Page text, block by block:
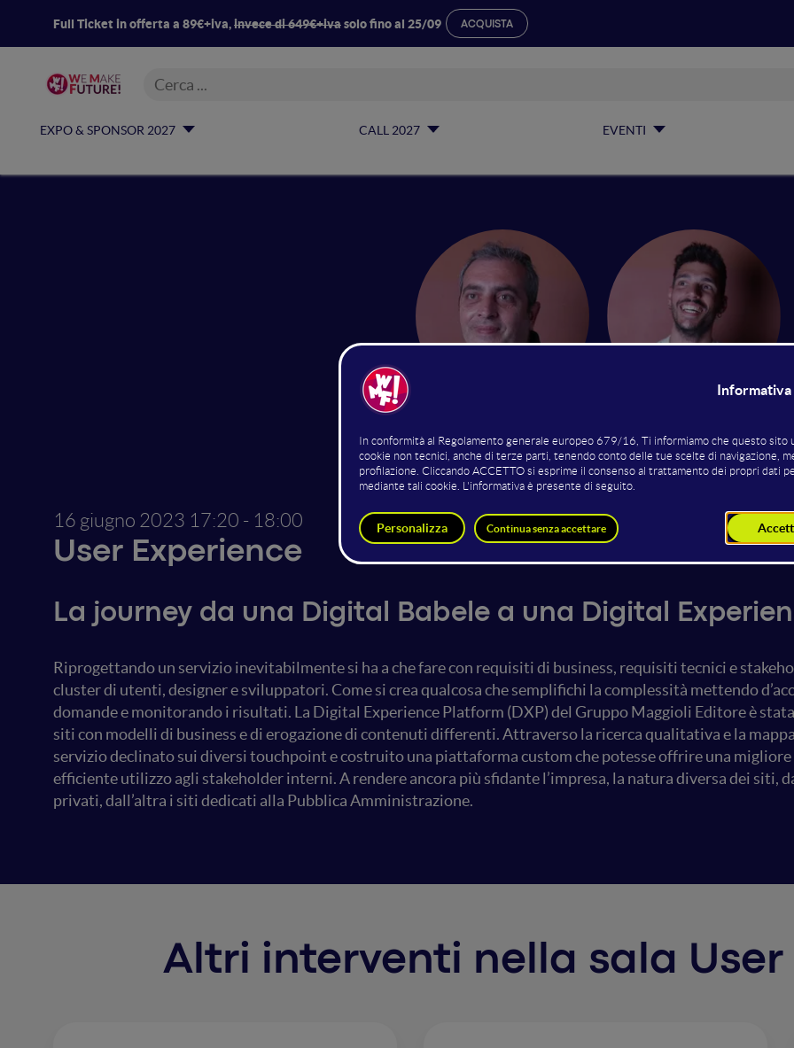
Full Ticket in offerta a 89€+iva,invece di 649€+ivasolo fino al 25/09 ACQUISTA
EXPO & SPONSOR 2027 CALL 2027 EVENTI
Digital Director
Digital Product Director @Hibo
Senior Digital Project Manager
Hibo
16 giugno 2023 17:20 - 18:00
User Experience
La journey da una Digital Babele a una Digital
Riprogettando un servizio inevitabilmente si ha a che fare con requisiti di business, requisiti tecnici e
cluster di utenti, designer e sviluppatori. Come si crea qualcosa che semplifichi la complessità mettendo
domande e monitorando i risultati. La Digital Experience Platform (DXP) del Gruppo Maggioli Editore è
siti con modelli di business e di erogazione di contenuti differenti. Attraverso la ricerca qualitativa e la
servizio declinato sui diversi touchpoint e costruito una piattaforma custom che potesse offrire una
efficiente utilizzo agli stakeholder interni. A rendere ancora più sfidante l’impresa, la natura diversa dei
privati, dall’altra i siti dedicati alla Pubblica Amministrazione.
Altri interventi nella sala User